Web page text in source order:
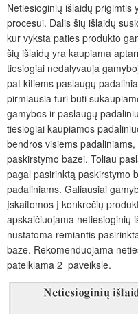
Netiesioginių išlaidų prigimtis
procesui. Dalis šių išlaidų
kur vyksta paties produkto
šių išlaidų yra kaupiama
tiesiogiai nedalyvauja
pat kitiems paslaugų
pirmiausia turi būti
gamybos ir paslaugų
tiesiogiai kaupiamos
bendros visiems
paskirstymo bazei. Toliau
pagal pasirinktą paskirstymo
padaliniams. Galiausiai
įskaitomos į konkrečių
apskaičiuojama netiesioginių
nustatoma remiantis
baze. Rekomenduojama
pateikiama 2 paveiksle.